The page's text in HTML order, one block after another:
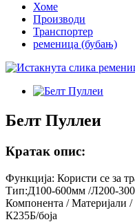
Хоме
Производи
Транспортер
ременица (бубањ)
Белт Пуллеи
Кратак опис:
Функција: Користи се за
Тип:Д100-600мм /Л200-
Компонента / Материјали
К235Б/боја